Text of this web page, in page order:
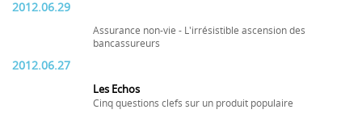
2012.06.29
Assurance non-vie - L'irrésistible ascension des
bancassureurs
2012.06.27
Les Echos
Cinq questions clefs sur un produit populaire